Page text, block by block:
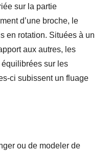
sur la partie
d’une broche, le
en rotation. Situées à un
aux autres, les
sur les
ci subissent un fluage
ou de modeler de